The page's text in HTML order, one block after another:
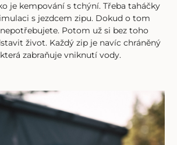
je kempování s tchýní. Třeba taháčky
s jezdcem zipu. Dokud o tom
Potom už si bez toho
život. Každý zip je navíc chráněný
zabraňuje vniknutí vody.